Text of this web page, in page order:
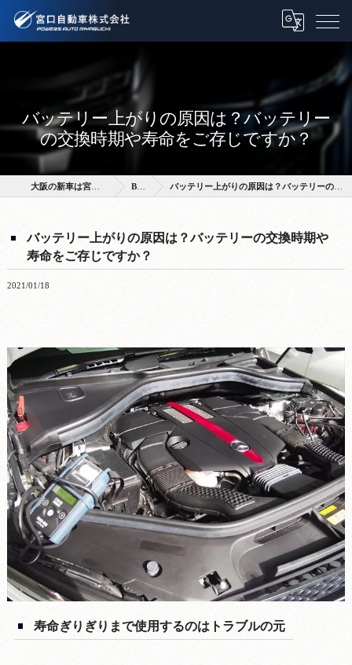
バッテリー上がりの原因は？バッテリー
の交換時期や寿命をご存じですか？
大阪の新車は宮口自動車株式会社 BLOG バッテリー上がりの原因は？バッテリーの交換時期や寿命をご存じですか？
バッテリー上がりの原因は？バッテリーの交換時期や
寿命をご存じですか？
2021/01/18
寿命ぎりぎりまで使用するのはトラブルの元